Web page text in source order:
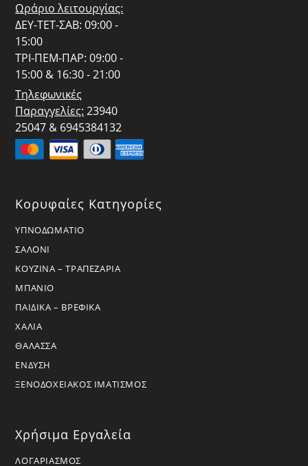
Ωράριο λειτουργίας:
ΔΕΥ-ΤΕΤ-ΣΑΒ: 09:00 -
15:00
ΤΡΙ-ΠΕΜ-ΠΑΡ: 09:00 -
15:00 & 16:30 - 21:00
Τηλεφωνικές
Παραγγελίες: 23940
25047 & 6945384132
Κορυφαίες Κατηγορίες
ΥΠΝΟΔΩΜΑΤΙΟ
ΣΑΛΟΝΙ
ΚΟΥΖΙΝΑ – ΤΡΑΠΕΖΑΡΙΑ
ΜΠΑΝΙΟ
ΠΑΙΔΙΚΑ – ΒΡΕΦΙΚΑ
ΧΑΛΙΑ
ΘΑΛΑΣΣΑ
ΕΝΔΥΣΗ
ΞΕΝΟΔΟΧΕΙΑΚΟΣ ΙΜΑΤΙΣΜΟΣ
Χρήσιμα Εργαλεία
ΛΟΓΑΡΙΑΣΜΟΣ